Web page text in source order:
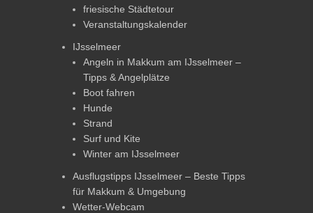
friesische Städtetour
Veranstaltungskalender
IJsselmeer
Angeln in Makkum am IJsselmeer –
Tipps & Angelplätze
Boot fahren
Hunde
Strand
Surf und Kite
Winter am IJsselmeer
Ausflugstipps IJsselmeer – Beste Tipps
für Makkum & Umgebung
Wetter-Webcam